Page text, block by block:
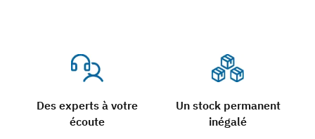
Des experts à votre
écoute
Un stock permanent
inégalé